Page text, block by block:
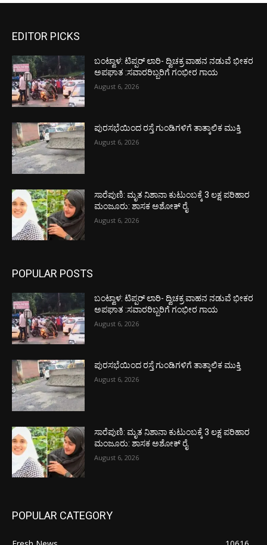
EDITOR PICKS
ಬಂಟ್ವಾಳ: ಟಿಪ್ಪರ್ ಲಾರಿ- ದ್ವಿಚಕ್ರ ವಾಹನ ನಡುವೆ ಭೀಕರ
ಅಪಘಾತ :ಸವಾರರಿಬ್ಬರಿಗೆ ಗಂಭೀರ ಗಾಯ
August 6, 2026
ಪುರಸಭೆಯಿಂದ ರಸ್ತೆ ಗುಂಡಿಗಳಿಗೆ ತಾತ್ಕಾಲಿಕ ಮುಕ್ತಿ
August 6, 2026
ಸಾರೆಪುಣಿ: ಮೃತ ನಿಶಾನಾ ಕುಟುಂಬಕ್ಕೆ 3 ಲಕ್ಷ ಪರಿಹಾರ
ಮಂಜೂರು: ಶಾಸಕ ಅಶೋಕ್ ರೈ
August 6, 2026
POPULAR POSTS
ಬಂಟ್ವಾಳ: ಟಿಪ್ಪರ್ ಲಾರಿ- ದ್ವಿಚಕ್ರ ವಾಹನ ನಡುವೆ ಭೀಕರ
ಅಪಘಾತ :ಸವಾರರಿಬ್ಬರಿಗೆ ಗಂಭೀರ ಗಾಯ
August 6, 2026
ಪುರಸಭೆಯಿಂದ ರಸ್ತೆ ಗುಂಡಿಗಳಿಗೆ ತಾತ್ಕಾಲಿಕ ಮುಕ್ತಿ
August 6, 2026
ಸಾರೆಪುಣಿ: ಮೃತ ನಿಶಾನಾ ಕುಟುಂಬಕ್ಕೆ 3 ಲಕ್ಷ ಪರಿಹಾರ
ಮಂಜೂರು: ಶಾಸಕ ಅಶೋಕ್ ರೈ
August 6, 2026
POPULAR CATEGORY